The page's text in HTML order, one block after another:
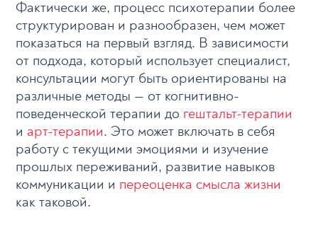
Фактически же, процесс психотерапии более
структурирован и разнообразен, чем может
показаться на первый взгляд. В зависимости
от подхода, который использует специалист,
консультации могут быть ориентированы на
различные методы — от когнитивно-
поведенческой терапии до гештальт-терапии
и арт-терапии. Это может включать в себя
работу с текущими эмоциями и изучение
прошлых переживаний, развитие навыков
коммуникации и переоценка смысла жизни
как таковой.